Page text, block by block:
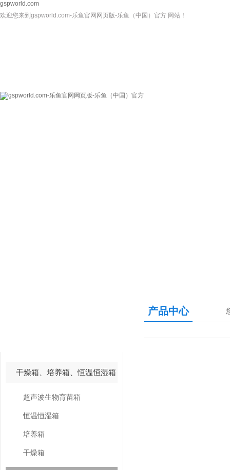
gspworld.com
欢迎您来到gspworld.com-乐鱼官网网页版-乐鱼（中国）官方 网站！
gspworld.com-乐
干燥箱、培养箱、恒温恒湿箱
超声波生物育苗箱
恒温恒湿箱
培养箱
干燥箱
产品中心